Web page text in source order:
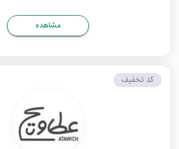
مشاهده
کد تخفیف